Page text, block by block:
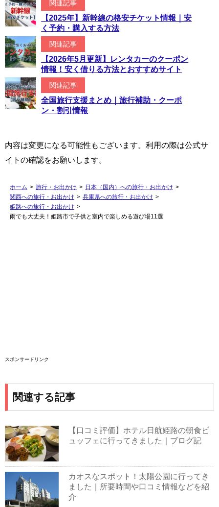
関連記事
【2025年】新幹線の格安チケット情報｜安
く予約・購入する方法
関連記事
【2026年5月更新】レンタカーのクーポン
情報！安く借りる方法とおすすめサイト
関連記事
全国旅行支援まとめ｜旅行補助・クーポ
ン・割引情報
内容は変更になる可能性もございます。利用の際は公式サ
イトの確認をお願いします。
ホーム > 旅行・お出かけ > 日本（国内）への旅行・お出かけ >
関西への旅行・お出かけ > 兵庫県への旅行・お出かけ >
姫路への旅行・お出かけ >
雨でも大丈夫！姫路市で子供と室内で楽しめる遊び場11選
スポンサードリンク
関連する記事
【口コミ評価】ホテル日航姫路の朝食ビ
ュッフェに行ってきました｜ブログ記
カオスなスポット！太陽公園に行ってき
ました｜所要時間や口コミ情報などを紹
介